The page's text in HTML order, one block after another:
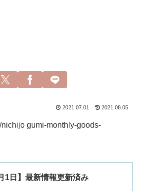
2021.07.01 2021.08.05
nichijo gumi-monthly-goods-
1日】最新情報更新済み